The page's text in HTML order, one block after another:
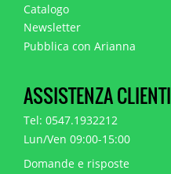
Catalogo
Newsletter
Pubblica con Arianna
ASSISTENZA CLIENTI
Tel: 0547.1932212
Lun/Ven 09:00-15:00
Domande e risposte